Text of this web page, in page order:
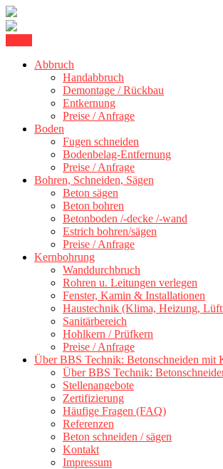
content
BBS Technik GmbH
300 kmAbbruch
Handabbruch
Demontage / Rückbau
Entkernung
Preise / Anfrage
Boden
Fugen schneiden
Bodenbelag-Entfernung
Preise / Anfrage
Bohren, Schneiden, Sägen
Beton sägen
Beton bohren
Betonboden /-decke /-wand
Estrich bohren/sägen
Preise / Anfrage
Kernbohrung
Wanddurchbruch
Rohren u. Leitungen verlegen
Fenster, Kamin & Installationen
Haustechnik (Klima, Heizung,
Sanitärbereich
Hohlkern / Prüfkern
Preise / Anfrage
Über BBS Technik: Betonschneiden mit
Über BBS Technik:
Stellenangebote
Zertifizierung
Häufige Fragen (FAQ)
Referenzen
Beton schneiden / sägen
Kontakt
Impressum